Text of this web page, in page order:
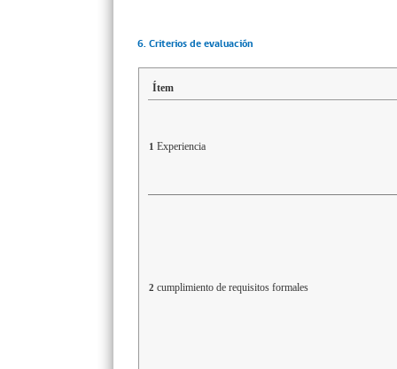
6. Criterios de evaluación
Ítem
1 Experiencia
2 cumplimiento de requisitos formales